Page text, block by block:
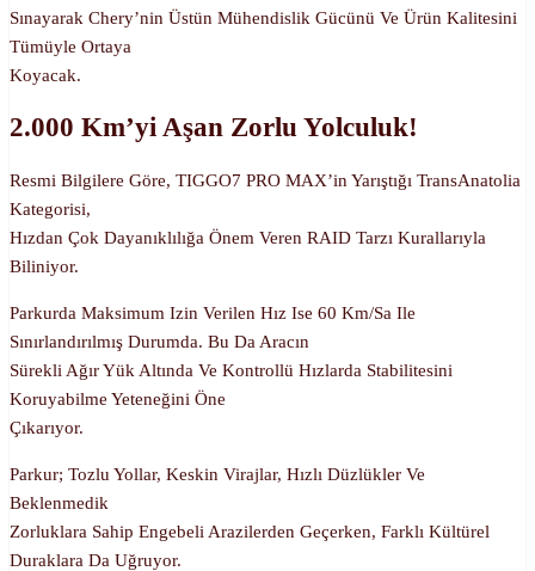
Sınayarak Chery’nin Üstün Mühendislik Gücünü Ve Ürün Kalitesini
Tümüyle Ortaya
Koyacak.
2.000 Km’yi Aşan Zorlu Yolculuk!
Resmi Bilgilere Göre, TIGGO7 PRO MAX’in Yarıştığı TransAnatolia
Kategorisi,
Hızdan Çok Dayanıklılığa Önem Veren RAID Tarzı Kurallarıyla
Biliniyor.
Parkurda Maksimum Izin Verilen Hız Ise 60 Km/sa Ile
Sınırlandırılmış Durumda. Bu Da Aracın
Sürekli Ağır Yük Altında Ve Kontrollü Hızlarda Stabilitesini
Koruyabilme Yeteneğini Öne
Çıkarıyor.
Parkur; Tozlu Yollar, Keskin Virajlar, Hızlı Düzlükler Ve
Beklenmedik
Zorluklara Sahip Engebeli Arazilerden Geçerken, Farklı Kültürel
Duraklara Da Uğruyor.